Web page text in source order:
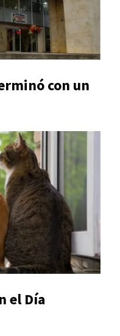
con un
el Día